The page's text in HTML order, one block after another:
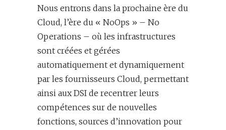
Nous entrons dans la prochaine ère du
Cloud, l’ère du « NoOps » – No
Operations – où les infrastructures
sont créées et gérées
automatiquement et dynamiquement
par les fournisseurs Cloud, permettant
ainsi aux DSI de recentrer leurs
compétences sur de nouvelles
fonctions, sources d’innovation pour